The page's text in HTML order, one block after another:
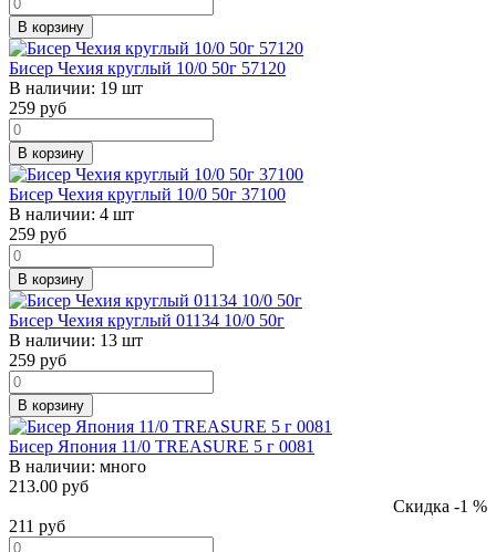
В корзину
Бисер Чехия круглый 10/0 50г 57120
В наличии: 19 шт
259 руб
В корзину
Бисер Чехия круглый 10/0 50г 37100
В наличии: 4 шт
259 руб
В корзину
Бисер Чехия круглый 01134 10/0 50г
В наличии: 13 шт
259 руб
В корзину
Бисер Япония 11/0 TREASURE 5 г 0081
В наличии: много
213.00 руб
Скидка -1 %
211 руб